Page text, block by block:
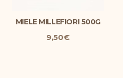
MIELE MILLEFIORI 500G
9,50€